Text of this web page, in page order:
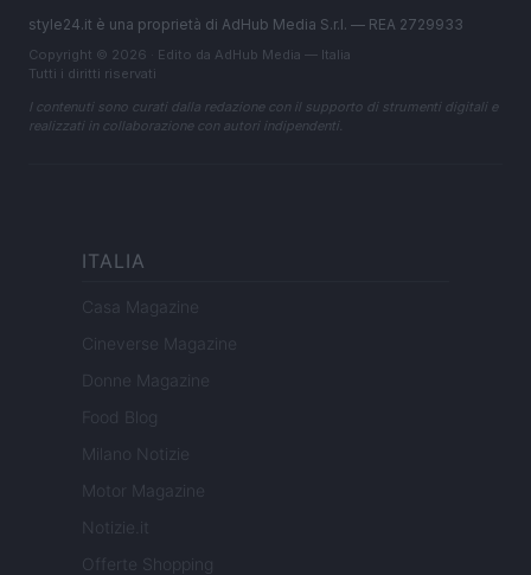
style24.it è una proprietà di AdHub Media S.r.l. — REA 2729933
Copyright © 2026 · Edito da AdHub Media — Italia
Tutti i diritti riservati
I contenuti sono curati dalla redazione con il supporto di strumenti digitali e
realizzati in collaborazione con autori indipendenti.
ITALIA
Casa Magazine
Cineverse Magazine
Donne Magazine
Food Blog
Milano Notizie
Motor Magazine
Notizie.it
Offerte Shopping